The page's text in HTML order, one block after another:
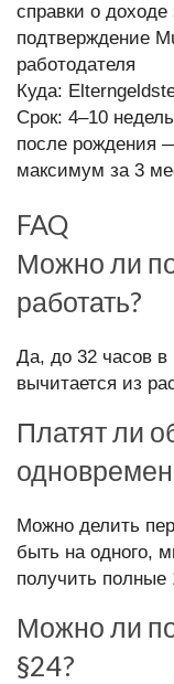
справки о
подтверждение
работодателя
Куда:
Срок: 4–10
после рождения
максимум за 3
FAQ
Можно ли
работать?
Да, до 32 часов
вычитается из
Платят ли
Можно делить
быть на одного,
получить полные
Можно ли
§24?